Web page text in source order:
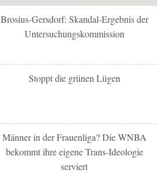
Brosius-Gersdorf: Skandal-Ergebnis der
Untersuchungskommission
Stoppt die grünen Lügen
Männer in der Frauenliga? Die WNBA
bekommt ihre eigene Trans-Ideologie
serviert